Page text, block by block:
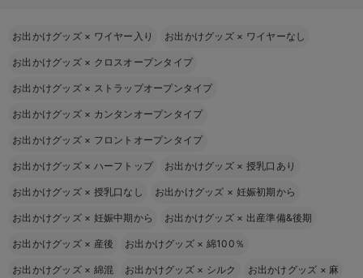
お出かけグッズ × ワイヤー入り お出かけグッズ × ワイヤーなし
お出かけグッズ × クロスオープンタイプ
お出かけグッズ × ストラップオープンタイプ
お出かけグッズ × カンタンオープンタイプ
お出かけグッズ × フロントオープンタイプ
お出かけグッズ × ハーフトップ お出かけグッズ × 授乳口あり
お出かけグッズ × 授乳口なし お出かけグッズ × 妊娠初期から
お出かけグッズ × 妊娠中期から お出かけグッズ × 出産準備&後期
お出かけグッズ × 産後 お出かけグッズ × 綿100％
お出かけグッズ × 綿混 お出かけグッズ × シルク お出かけグッズ × 麻